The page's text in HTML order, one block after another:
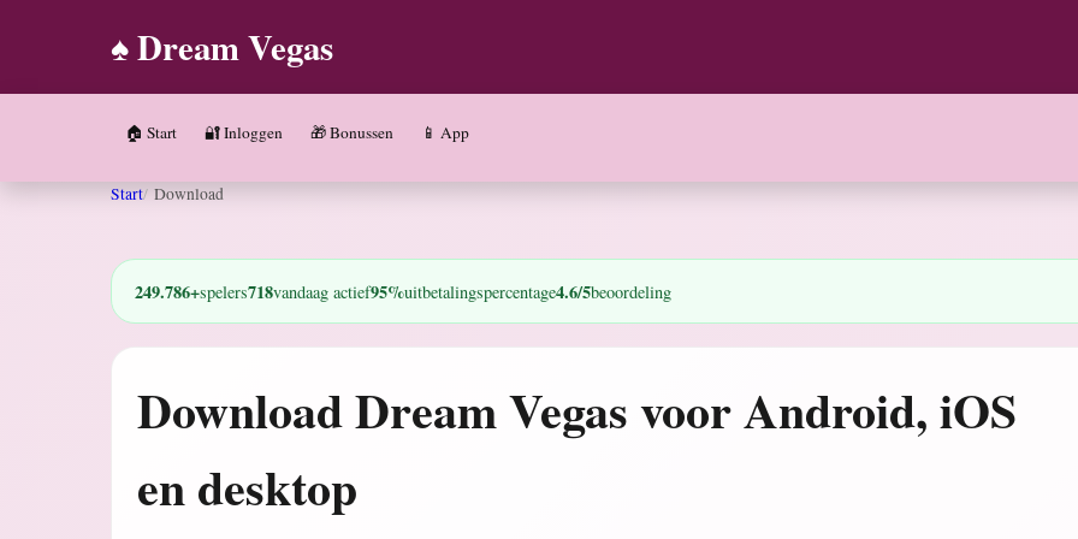
♠️ Dream Vegas
🏠 Start 🔐 Inloggen 🎁 Bonussen 📱 App
Start Download
249.786+spelers718vandaag actief95%uitbetalingspercentage4.6/5beoordeling
Download Dream Vegas voor Android, iOS
en desktop